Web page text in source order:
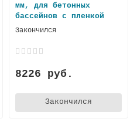
мм, для бетонных
бассейнов с пленкой
Закончился
8226 руб.
Закончился